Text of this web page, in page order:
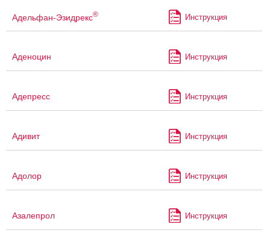
Адельфан-Эзидрекс® Инструкция
Аденоцин Инструкция
Адепресс Инструкция
Адивит Инструкция
Адолор Инструкция
Азалепрол Инструкция